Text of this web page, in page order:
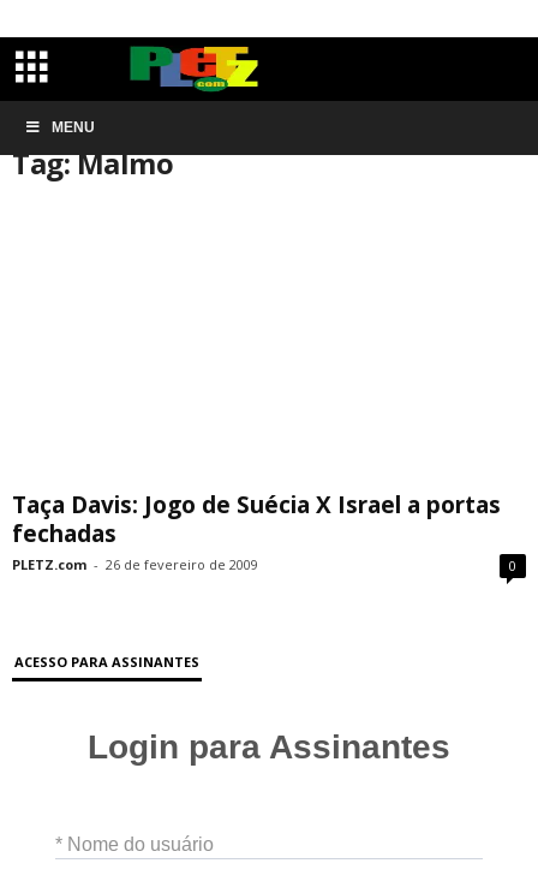
MENU
Início Tags
Tag: Malmo
Taça Davis: Jogo de Suécia X Israel a portas
fechadas
PLETZ.com - 26 de fevereiro de 2009 0
ACESSO PARA ASSINANTES
Login para Assinantes
* Nome do usuário